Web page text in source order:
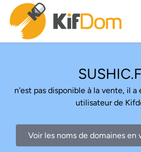
n'est pas disponible à la vente, il a
utilisateur de
Voir les noms de domaines en